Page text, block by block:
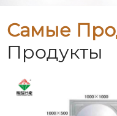
Самые
Продукты